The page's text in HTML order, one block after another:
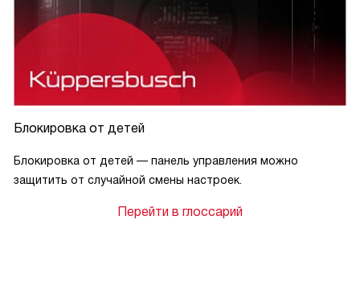
Блокировка от детей
Блокировка от детей — панель управления можно
защитить от случайной смены настроек.
Перейти в глоссарий